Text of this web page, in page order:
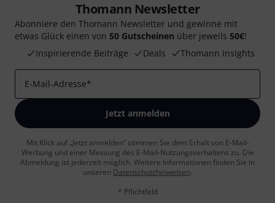
Thomann Newsletter
Abonniere den Thomann Newsletter und gewinne mit
etwas Glück einen von 50 Gutscheinen über jeweils 50€!
Inspirierende Beiträge
Deals Thomann Insights
E-Mail-Adresse*
Jetzt anmelden
Mit Klick auf „Jetzt anmelden“ stimmen Sie dem Erhalt von E-Mail-
Werbung und einer Messung des E-Mail-Nutzungsverhaltens zu. Die
Abmeldung ist jederzeit möglich. Weitere Informationen finden Sie in
unseren Datenschutzhinweisen.
* Pflichtfeld